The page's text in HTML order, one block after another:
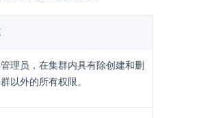
理员，在集群内具有除创建和删
以外的所有权限。